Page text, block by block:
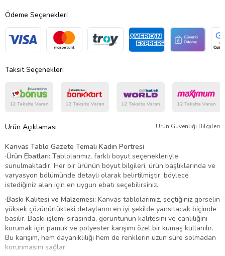
Ödeme Seçenekleri
Taksit Seçenekleri
Ürün Açıklaması Ürün Güvenliği Bilgileri
Kanvas Tablo Gazete Temalı Kadın Portresi
·Ürün Ebatları: Tablolarımız, farklı boyut seçenekleriyle
sunulmaktadır. Her bir ürünün boyut bilgileri, ürün başlıklarında ve
varyasyon bölümünde detaylı olarak belirtilmiştir, böylece
istediğiniz alan için en uygun ebatı seçebilirsiniz.
·Baskı Kalitesi ve Malzemesi: Kanvas tablolarımız, seçtiğiniz görselin
yüksek çözünürlükteki detaylarını en iyi şekilde yansıtacak biçimde
basılır. Baskı işlemi sırasında, görüntünün kalitesini ve canlılığını
korumak için pamuk ve polyester karışımı özel bir kumaş kullanılır.
Bu karışım, hem dayanıklılığı hem de renklerin uzun süre solmadan
korunmasını sağlar.